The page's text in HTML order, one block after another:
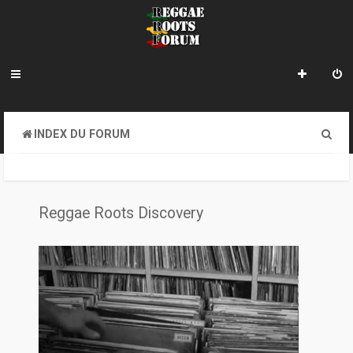
INDEX DU FORUM
Reggae Roots Discovery